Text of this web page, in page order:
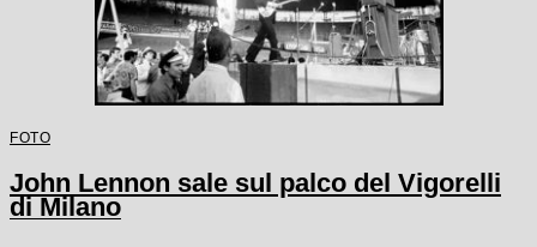
FOTO
John Lennon sale sul palco del Vigorelli
di Milano